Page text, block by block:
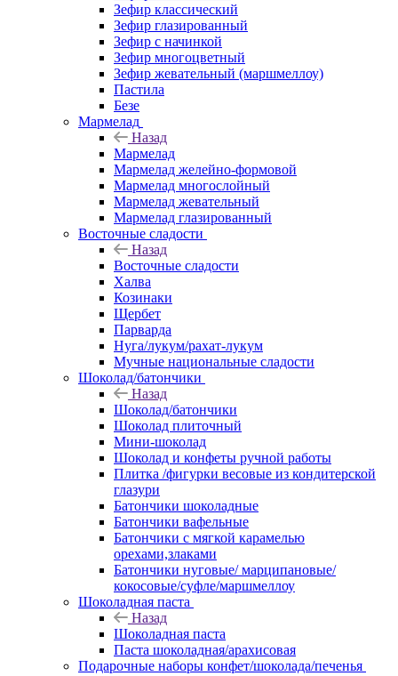
Зефир классический
Зефир глазированный
Зефир с начинкой
Зефир многоцветный
Зефир жевательный (маршмеллоу)
Пастила
Безе
Мармелад
Назад
Мармелад
Мармелад желейно-формовой
Мармелад многослойный
Мармелад жевательный
Мармелад глазированный
Восточные сладости
Назад
Восточные сладости
Халва
Козинаки
Щербет
Парварда
Нуга/лукум/рахат-лукум
Мучные национальные сладости
Шоколад/батончики
Назад
Шоколад/батончики
Шоколад плиточный
Мини-шоколад
Шоколад и конфеты ручной работы
Плитка /фигурки весовые из кондитерской
глазури
Батончики шоколадные
Батончики вафельные
Батончики с мягкой карамелью
орехами,злаками
Батончики нуговые/ марципановые/
кокосовые/суфле/маршмеллоу
Шоколадная паста
Назад
Шоколадная паста
Паста шоколадная/арахисовая
Подарочные наборы конфет/шоколада/печенья